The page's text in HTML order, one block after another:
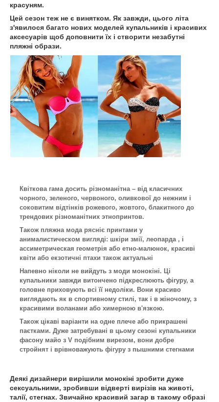
красуням.
Цей сезон теж не є винятком. Як завжди, цього літа
з'явилося багато нових моделей купальників і красивих
аксесуарів щоб доповнити їх і створити незабутні
пляжні образи.
Квіткова гама досить різноманітна – від класичних
чорного, зеленого, червоного, оливкової до нежним і
соковитим відтінків рожевого, жовтого, блакитного до
трендових різноманітних этнопринтов.
Також пляжна мода рясніє принтами у
анималистическом вигляді: шкіри змії, леопарда , і
ассиметрическая геометрія або етно-малюнок, красиві
квіти або екзотичні птахи також актуальні
Напевно ніколи не вийдуть з моди монокіні. Ці
купальники завжди витончено підкреслюють фігуру, а
головне приховують всі її недоліки. Вони красиво
виглядають як в спортивному стилі, так і в жіночому, з
красивими воланами або химерною в'язкою.
Також цікаві варіанти на одне плече або прикрашені
паєтками. Дуже затребувані в цьому сезоні купальники
фасону майо з V подібним вирезом, вони добре
стройнят і врівноважують фігуру з пышними стегнами
Деякі дизайнери вирішили монокіні зробити дуже
сексуальними, зробивши відверті вирізів на животі,
талії, стегнах. Звичайно красивий загар в такому образі